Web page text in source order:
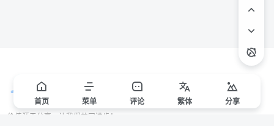
首页 菜单 评论 繁体 分享
价值源于分享，让我们共同进步！